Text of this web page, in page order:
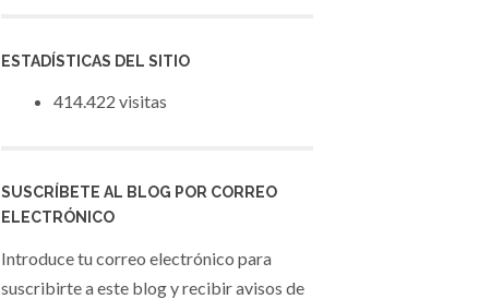
ESTADÍSTICAS DEL SITIO
414.422 visitas
SUSCRÍBETE AL BLOG POR CORREO
ELECTRÓNICO
Introduce tu correo electrónico para
suscribirte a este blog y recibir avisos de